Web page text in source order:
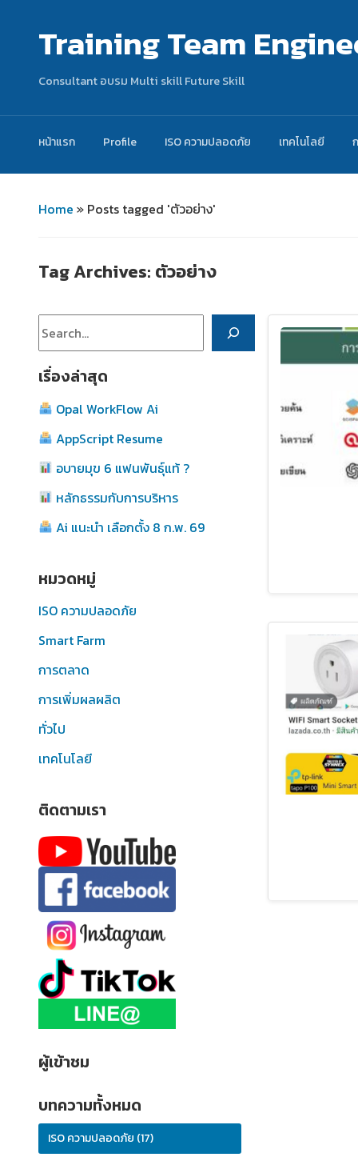
Training Team
Consultant อบรม Multi skill Future Skill
หน้าแรก Profile ISO ความปลอดภัย เทคโนโลยี
Home » Posts tagged 'ตัวอย่าง'
Tag Archives: ตัวอย่าง
เรื่องล่าสุด
Opal WorkFlow Ai
AppScript Resume
อบายมุข 6 แฟนพันธุ์แท้ ?
หลักธรรมกับการบริหาร
Ai แนะนำ เลือกตั้ง 8 ก.พ. 69
หมวดหมู่
ISO ความปลอดภัย
Smart Farm
การตลาด
การเพิ่มผลผลิต
ทั่วไป
เทคโนโลยี
ติดตามเรา
ผู้เข้าชม
บทความทั้งหมด
ISO ความปลอดภัย (17)